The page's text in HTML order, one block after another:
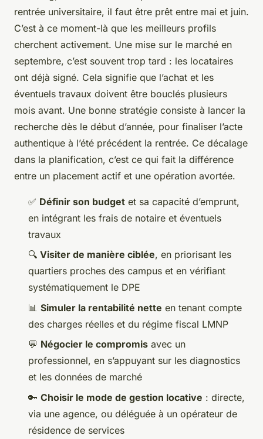
rentrée universitaire, il faut être prêt entre mai et juin.
C’est à ce moment-là que les meilleurs profils
cherchent activement. Une mise sur le marché en
septembre, c’est souvent trop tard : les locataires
ont déjà signé. Cela signifie que l’achat et les
éventuels travaux doivent être bouclés plusieurs
mois avant. Une bonne stratégie consiste à lancer la
recherche dès le début d’année, pour finaliser l’acte
authentique à l’été précédent la rentrée. Ce décalage
dans la planification, c’est ce qui fait la différence
entre un placement actif et une opération avortée.
✅ Définir son budget et sa capacité d’emprunt,
en intégrant les frais de notaire et éventuels
travaux
🔍 Visiter de manière ciblée, en priorisant les
quartiers proches des campus et en vérifiant
systématiquement le DPE
📊 Simuler la rentabilité nette en tenant compte
des charges réelles et du régime fiscal LMNP
💬 Négocier le compromis avec un
professionnel, en s’appuyant sur les diagnostics
et les données de marché
🔑 Choisir le mode de gestion locative : directe,
via une agence, ou déléguée à un opérateur de
résidence de services